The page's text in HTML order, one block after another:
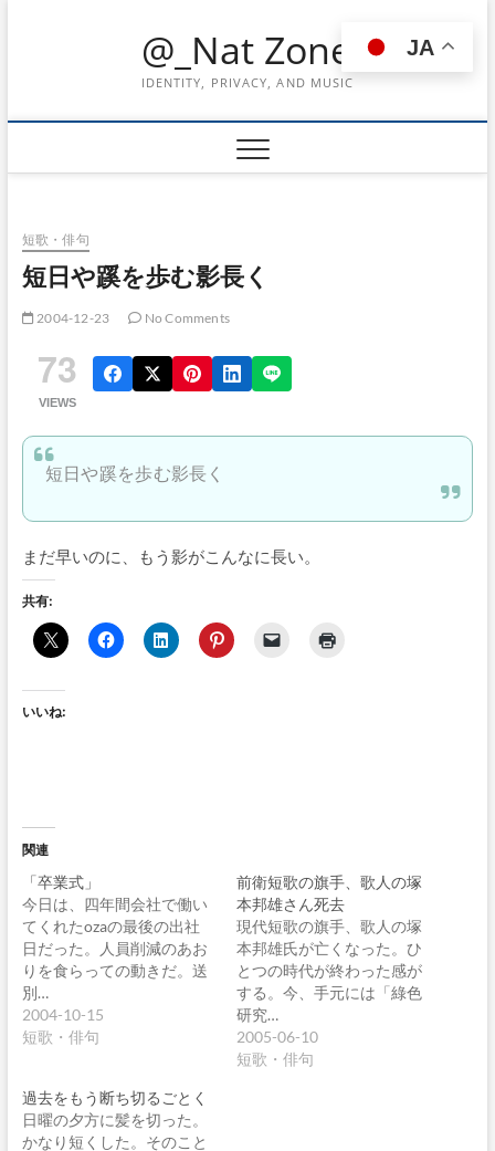
@_Nat Zone
IDENTITY, PRIVACY, AND MUSIC
短歌・俳句
短日や蹊を歩む影長く
2004-12-23 No Comments
73
VIEWS
短日や蹊を歩む影長く
まだ早いのに、もう影がこんなに長い。
共有:
いいね:
関連
「卒業式」
今日は、四年間会社で働い
てくれたozaの最後の出社
日だった。人員削減のあお
りを食らっての動きだ。送
別…
2004-10-15
短歌・俳句
前衛短歌の旗手、歌人の塚
本邦雄さん死去
現代短歌の旗手、歌人の塚
本邦雄氏が亡くなった。ひ
とつの時代が終わった感が
する。今、手元には「綠色
研究…
2005-06-10
短歌・俳句
過去をもう断ち切るごとく
日曜の夕方に髪を切った。
かなり短くした。そのこと
JA